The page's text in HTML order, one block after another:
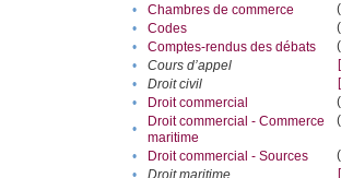
•
Chambres de commerce
•
Codes
•
Comptes-rendus des débats
•
Cours d’appel
•
Droit civil
•
Droit commercial
•
Droit commercial - Commerce
maritime
• Droit commercial - Sources